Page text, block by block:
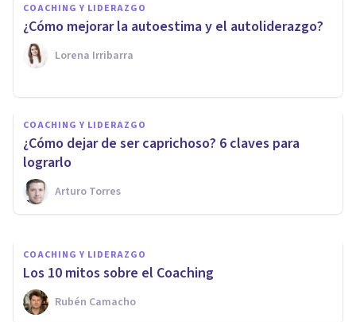
COACHING Y LIDERAZGO
¿Cómo mejorar la autoestima y el autoliderazgo?
Lorena Irribarra
COACHING Y LIDERAZGO
¿Cómo dejar de ser caprichoso? 6 claves para
lograrlo
Arturo Torres
Cómo conseguir tus objetivos
en 2020: 3 preguntas
imprescindibles que nadie te
haceRubén Camacho
COACHING Y LIDERAZGO
Los 10 mitos sobre el Coaching
Rubén Camacho